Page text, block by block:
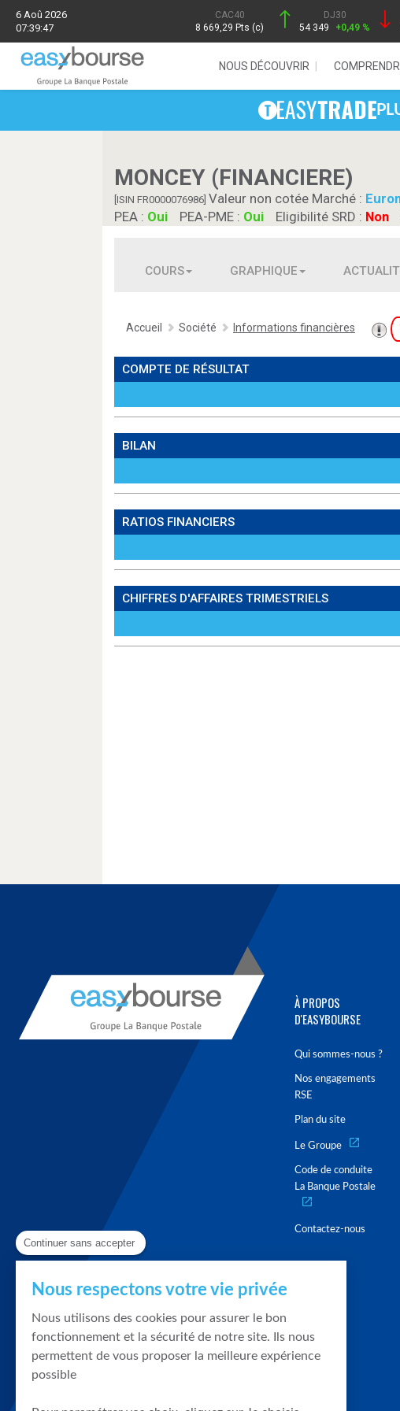
6 Aoû 2026
07:39:47
CAC40
8 669,29 Pts (c)
DJ30
54 349
+0,49 %
NOUS DÉCOUVRIR
MONCEY (FINANCIERE)
[ISIN FR0000076986] Valeur non cotée Marché :
PEA : Oui PEA-PME : Oui Eligibilité SRD : Non
COURS GRAPHIQUE
Accueil Société Informations financières
COMPTE DE RÉSULTAT
BILAN
RATIOS FINANCIERS
CHIFFRES D'AFFAIRES TRIMESTRIELS
À PROPOS
D'EASYBOURSE
Qui sommes-nous ?
Nos engagements
RSE
Plan du site
Le Groupe
Code de conduite
La Banque Postale
Contactez-nous
Continuer sans accepter
Nous respectons votre vie privée
Nous utilisons des cookies pour assurer le bon
fonctionnement et la sécurité de notre site. Ils nous
permettent de vous proposer la meilleure expérience
possible